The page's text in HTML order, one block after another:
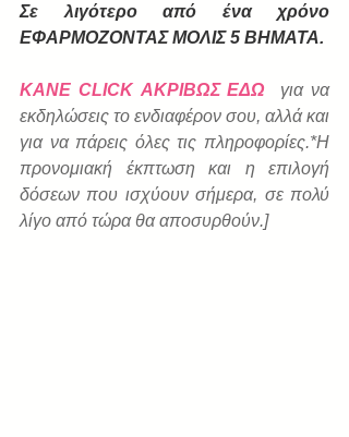
Σε λιγότερο από ένα χρόνο
ΕΦΑΡΜΟΖΟΝΤΑΣ ΜΟΛΙΣ 5 ΒΗΜΑΤΑ.
ΚΑΝΕ CLICK ΑΚΡΙΒΩΣ ΕΔΩ
για να
εκδηλώσεις το ενδιαφέρον σου, αλλά και
για να πάρεις όλες τις πληροφορίες.*Η
προνομιακή έκπτωση και η επιλογή
δόσεων που ισχύουν σήμερα, σε πολύ
λίγο από τώρα θα αποσυρθούν.]